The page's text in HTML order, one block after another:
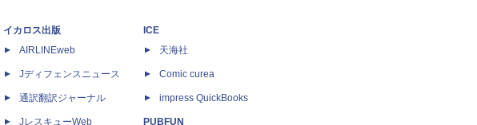
イカロス出版
AIRLINEweb
Jディフェンスニュース
通訳翻訳ジャーナル
JレスキューWeb
ICE
天海社
Comic curea
impress QuickBooks
PUBFUN